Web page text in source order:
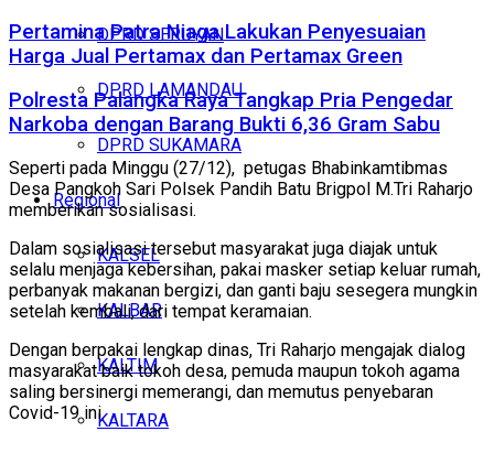
DPRD SERUYAN
DPRD LAMANDAU
DPRD SUKAMARA
Regional
KALSEL
KALBAR
KALTIM
KALTARA
Pertamina Patra Niaga Lakukan Penyesuaian
Harga Jual Pertamax dan Pertamax Green
Polresta Palangka Raya Tangkap Pria Pengedar
Narkoba dengan Barang Bukti 6,36 Gram Sabu
Seperti pada Minggu (27/12), petugas Bhabinkamtibmas
Desa Pangkoh Sari Polsek Pandih Batu Brigpol M.Tri Raharjo
memberikan sosialisasi.
Dalam sosialisasi tersebut masyarakat juga diajak untuk
selalu menjaga kebersihan, pakai masker setiap keluar rumah,
perbanyak makanan bergizi, dan ganti baju sesegera mungkin
setelah kembali, dari tempat keramaian.
Dengan berpakai lengkap dinas, Tri Raharjo mengajak dialog
masyarakat baik tokoh desa, pemuda maupun tokoh agama
saling bersinergi memerangi, dan memutus penyebaran
Covid-19 ini.